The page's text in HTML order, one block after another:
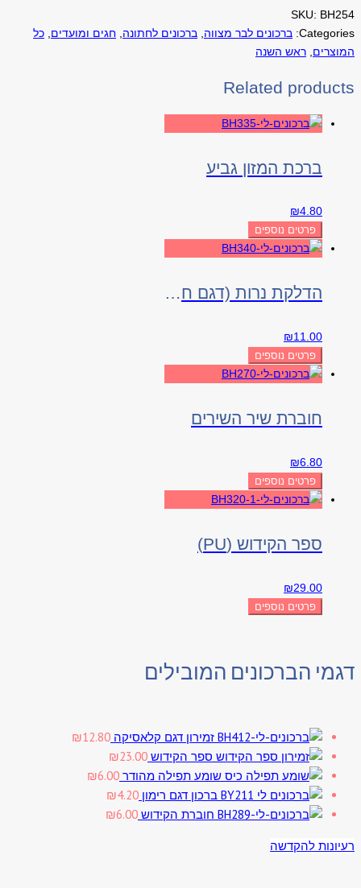
SKU: BH254
Categories: ברכונים לבר מצווה ברכונים לחתונה חגים ומועדים כל
המוצרים ראש השנה
Related products
ברכת המזון גביע
₪4.80
פרטים נוספים
הדלקת נרות (דגם חלון)
₪11.00
פרטים נוספים
חוברת שיר השירים
₪6.80
פרטים נוספים
ספר הקידוש (PU)
₪29.00
פרטים נוספים
דגמי הברכונים המובילים
זמירון דגם קלאסיקה ₪12.80
ספר הקידוש
₪23.00
שומע תפילה מהודר
₪6.00
ברכון דגם רימון
₪4.20
חוברת הקידוש
₪6.00
רעיונות להקדשה